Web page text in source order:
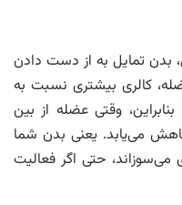
بدن تمایل به از دست دادن
کالری بیشتری نسبت به
وقتی عضله از بین
می‌یابد. یعنی بدن شما
می‌سوزاند، حتی اگر فعالیت